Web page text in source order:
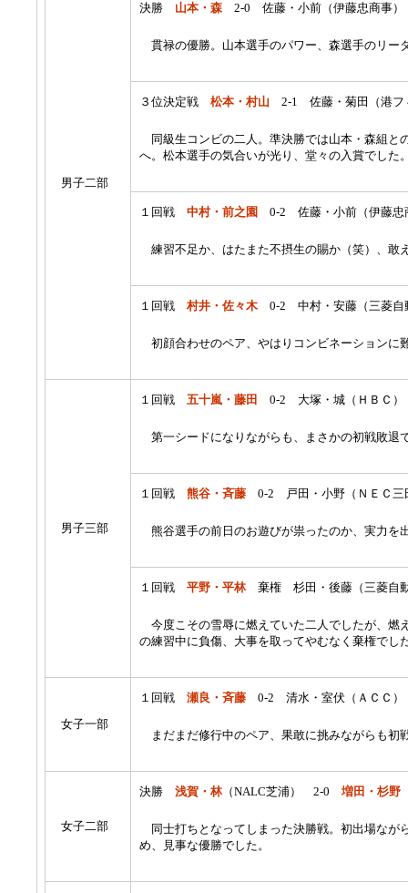
男子二部
決勝 山本・森 2-0 佐藤・小前（伊藤忠商事）
貫禄の優勝。山本選手のパワー、森選手のリー
３位決定戦松本・村山 2-1 佐藤・菊田（港フ
同級生コンビの二人。準決勝では山本・森組と
へ。松本選手の気合いが光り、堂々の入賞でした
１回戦中村・前之園 0-2 佐藤・小前（伊藤忠
練習不足か、はたまた不摂生の賜か（笑）、
１回戦村井・佐々木 0-2 中村・安藤（三菱自
初顔合わせのペア、やはりコンビネーションに
男子三部
１回戦五十嵐・藤田 0-2 大塚・城（ＨＢＣ）
第一シードになりながらも、まさかの初戦敗退
１回戦熊谷・斉藤 0-2 戸田・小野（ＮＥＣ三
熊谷選手の前日のお遊びが祟ったのか、実力を
１回戦平野・平林棄権 杉田・後藤（三菱自
今度こその雪辱に燃えていた二人でしたが、燃
の練習中に負傷、大事を取ってやむなく棄権でし
女子一部
１回戦瀬良・斉藤 0-2 清水・室伏（ＡＣＣ）
まだまだ修行中のペア、果敢に挑みながらも初
女子二部
決勝浅賀・林（NALC芝浦） 2-0増田・杉野
同士打ちとなってしまった決勝戦。初出場なが
め、見事な優勝でした。